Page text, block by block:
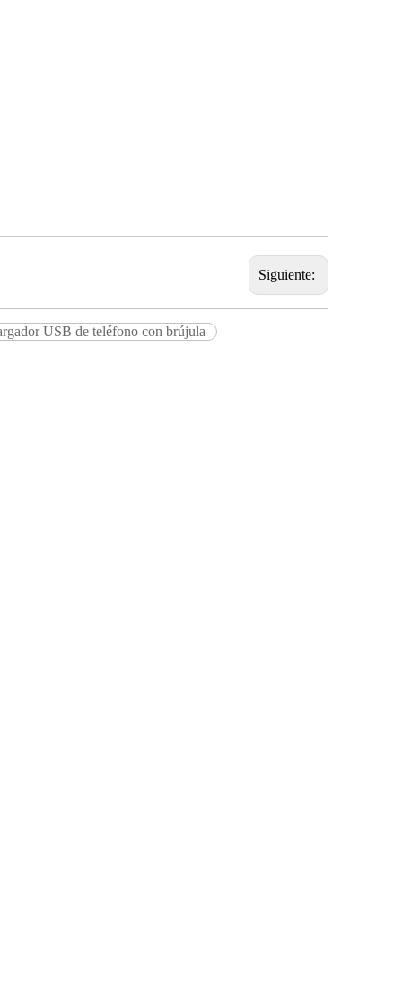
Siguiente:
USB de teléfono con brújula